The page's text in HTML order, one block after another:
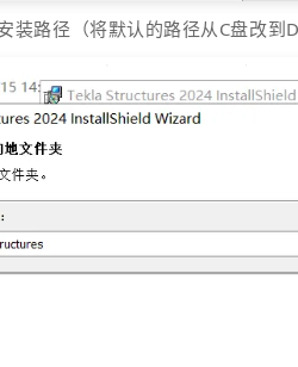
装路径（将默认的路径从C盘改到